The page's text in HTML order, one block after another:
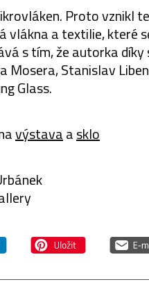
Proto vznikl
a textilie, které
s tím, že autorka
Mosera, Stanislav
Glass.
výstavaasklo